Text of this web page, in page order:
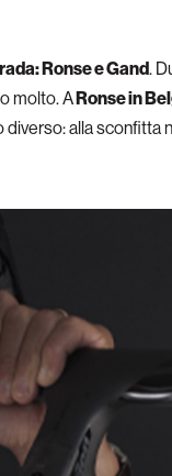
Ronse e Gand.
molto. ARonse in
alla sconfitta